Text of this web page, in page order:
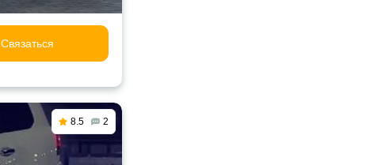
Связаться
8.5 2